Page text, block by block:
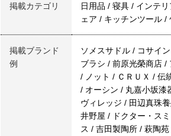
掲載カテゴリ
日用品 / 寝具 / インテ
ェア / キッチンツール
掲載ブランド
例
ソメスサドル / コサイ
ブラシ / 前原光榮商店 /
/ ノット / ＣＲＵＸ / 伝
/ オーシン / 丸嘉小坂漆
ヴィレッジ / 田辺真珠
井野屋 / ドクター・ス
ス / 吉田製陶所 / 萩陶